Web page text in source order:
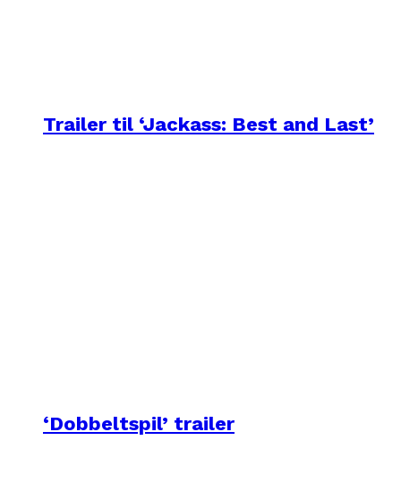
Trailer til ‘Jackass: Best and Last’
‘Dobbeltspil’ trailer